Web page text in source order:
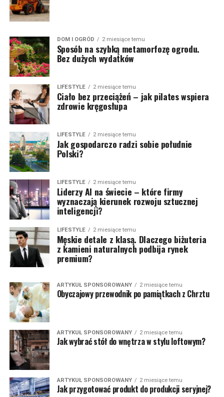
DOM I OGRÓD 2 miesiące temu
Sposób na szybką metamorfozę ogrodu.
Bez dużych wydatków
LIFESTYLE 2 miesiące temu
Ciało bez przeciążeń – jak pilates wspiera
zdrowie kręgosłupa
LIFESTYLE 2 miesiące temu
Jak gospodarczo radzi sobie południe
Polski?
LIFESTYLE 2 miesiące temu
Liderzy AI na świecie – które firmy
wyznaczają kierunek rozwoju sztucznej
inteligencji?
LIFESTYLE 2 miesiące temu
Męskie detale z klasą. Dlaczego biżuteria
z kamieni naturalnych podbija rynek
premium?
ARTYKUŁ SPONSOROWANY 2 miesiące temu
Obyczajowy przewodnik po pamiątkach z Chrztu
ARTYKUŁ SPONSOROWANY 2 miesiące temu
Jak wybrać stół do wnętrza w stylu loftowym?
ARTYKUŁ SPONSOROWANY 2 miesiące temu
Jak przygotować produkt do produkcji seryjnej?